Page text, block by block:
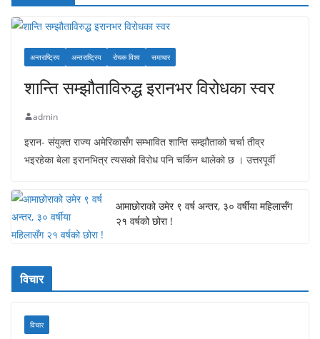
अन्तराष्ट्रिय अन्तराष्ट्रिय रोचक विश्व समाचार
शान्ति सम्झौताविरुद्ध इरानभर विरोधका स्वर
admin
इरान- संयुक्त राज्य अमेरिकासँग सम्भावित शान्ति सम्झौताको चर्चा तीव्र
भइरहेका बेला इरानभित्र त्यसको विरोध पनि चर्किन थालेको छ । उत्तरपूर्वी
आमाछोराको उमेर ९ वर्ष अन्तर, ३० वर्षीया महिलासँग
२१ वर्षको छोरा !
विचार
विचार